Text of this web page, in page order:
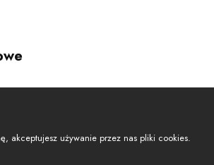
akceptujesz używanie przez nas pliki cookies.